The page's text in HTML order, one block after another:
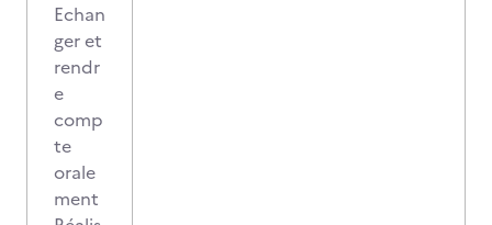
Echan
ger et
rendr
e
comp
te
orale
ment